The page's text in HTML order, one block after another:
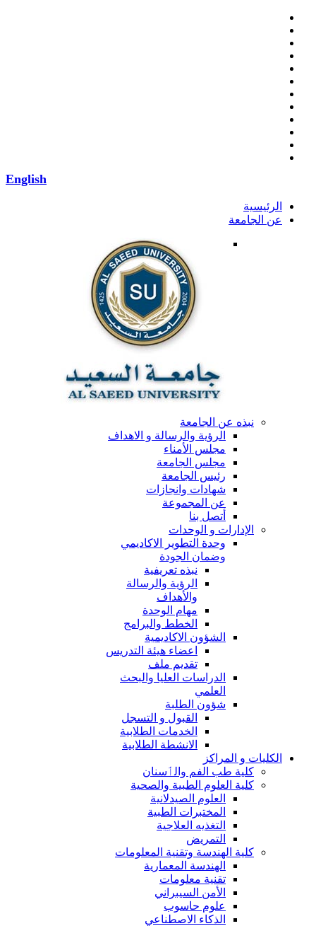
English
الرئيسية
عن الجامعة
نبذه عن الجامعة
الرؤية والرسالة و الاهداف
مجلس الأمناء
مجلس الجامعة
رئيس الجامعة
شهادات وانجازات
عن المجموعة
أتصل بنا
الإدارات و الوحدات
وحدة التطوير الاكاديمي
وضمان الجودة
نبذه تعريفية
الرؤية والرسالة
والأهداف
مهام الوحدة
الخطط والبرامج
الشؤون الاكاديمية
اعضاء هيئة التدريس
تقديم ملف
الدراسات العليا والبحث
العلمي
شؤون الطلبة
القبول و التسجل
الخدمات الطلابية
الانشطة الطلابية
الكليات و المراكز
كلية طب الفم والٲسنان
كلية العلوم الطبية والصحية
العلوم الصيدلانية
المختبرات الطبية
التغذيه العلاجية
التمريض
كلية الهندسة وتقنية المعلومات
الهندسة المعمارية
تقنية معلومات
الأمن السيبراني
علوم حاسوب
الذكاء الاصطناعي